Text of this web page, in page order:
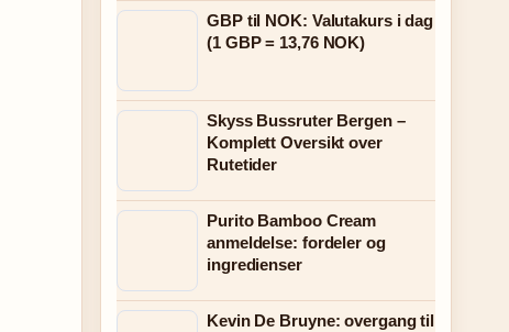
GBP til NOK: Valutakurs i dag
(1 GBP = 13,76 NOK)
Skyss Bussruter Bergen –
Komplett Oversikt over
Rutetider
Purito Bamboo Cream
anmeldelse: fordeler og
ingredienser
Kevin De Bruyne: overgang til